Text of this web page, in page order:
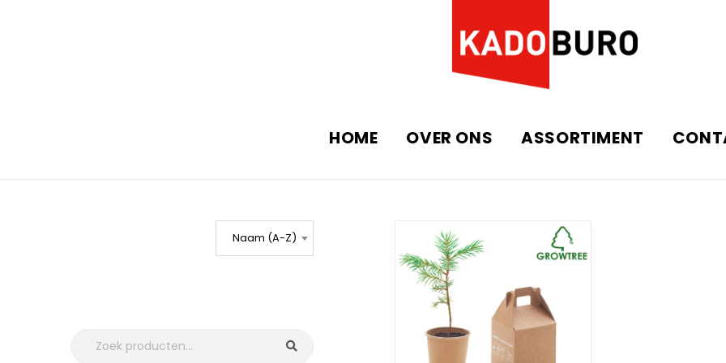
HOME OVER ONS ASSORTIMENT
Naam (A-Z)